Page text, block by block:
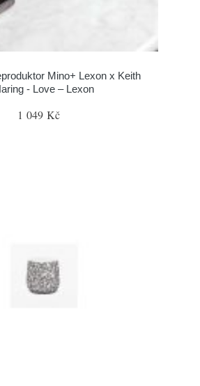
Mino+ Lexon x Keith
- Love – Lexon
1 049 Kč